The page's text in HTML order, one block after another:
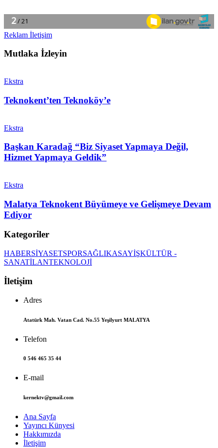
Reklam İletişim
Mutlaka İzleyin
Ekstra
Teknokent’ten Teknoköy’e
Ekstra
Başkan Karadağ “Biz Siyaset Yapmaya Değil,
Hizmet Yapmaya Geldik”
Ekstra
Malatya Teknokent Büyümeye ve Gelişmeye Devam
Ediyor
Kategoriler
HABERSİYASETSPORSAĞLIKASAYİŞKÜLTÜR -
SANATİLANTEKNOLOJİ
İletişim
Adres
Atatürk Mah. Vatan Cad. No.55 Yeşilyurt MALATYA
Telefon
0 546 465 35 44
E-mail
kernektv@gmail.com
Ana Sayfa
Yayıncı Künyesi
Hakkımızda
İletişim